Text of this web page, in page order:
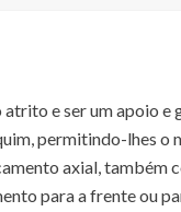
e ser um apoio e
permitindo-lhes
axial, também
para a frente ou